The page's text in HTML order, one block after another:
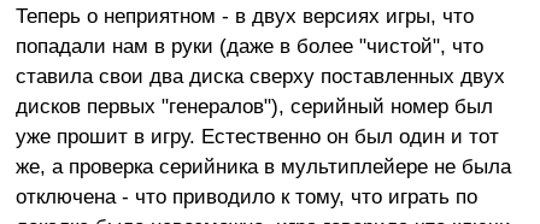
Теперь о неприятном - в двух версиях игры, что
попадали нам в руки (даже в более "чистой", что
ставила свои два диска сверху поставленных двух
дисков первых "генералов"), серийный номер был
уже прошит в игру. Естественно он был один и тот
же, а проверка серийника в мультиплейере не была
отключена - что приводило к тому, что играть по